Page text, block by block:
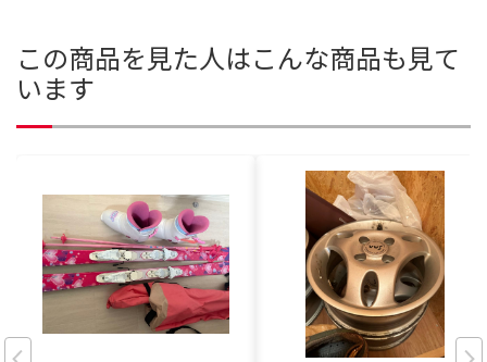
この商品を見た人はこんな商品も見て
います